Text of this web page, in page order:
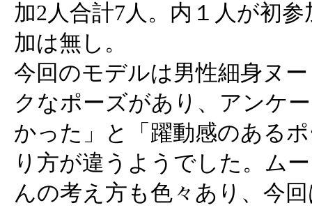
加2人合計7人。内１人が初
加は無し。
今回のモデルは男性細身ヌ
クなポーズがあり、アンケ
かった」と「躍動感のある
り方が違うようでした。ム
んの考え方も色々あり、今